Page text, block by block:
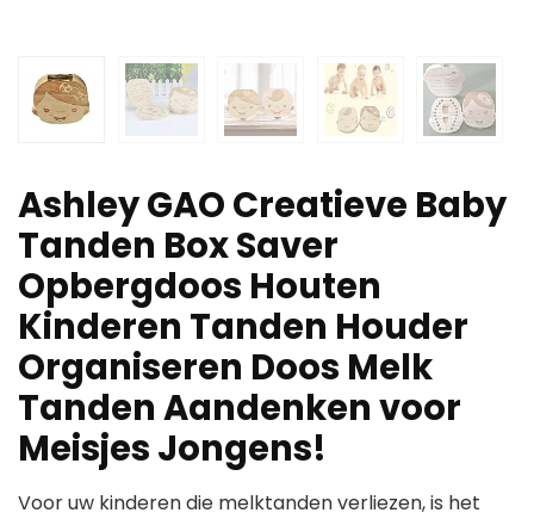
Ashley GAO Creatieve Baby
Tanden Box Saver
Opbergdoos Houten
Kinderen Tanden Houder
Organiseren Doos Melk
Tanden Aandenken voor
Meisjes Jongens!
Voor uw kinderen die melktanden verliezen, is het